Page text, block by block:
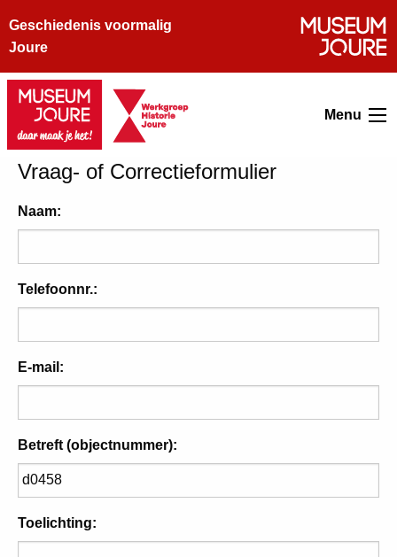
Geschiedenis voormalig
Joure
Menu
Vraag- of Correctieformulier
Naam:
Telefoonnr.:
E-mail:
Betreft (objectnummer):
Toelichting: